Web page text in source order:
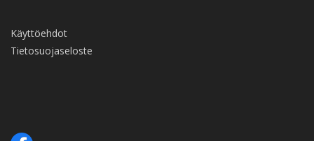
Käyttöehdot
Tietosuojaseloste